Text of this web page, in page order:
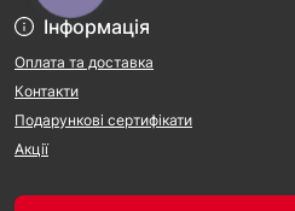
Інформація
Оплата та доставка
Контакти
Подарункові сертифікати
Акції